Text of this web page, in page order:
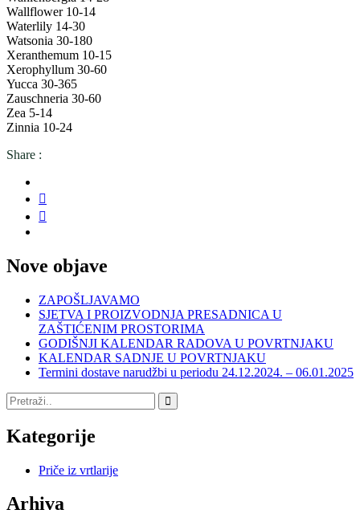
Wallflower 10-14
Waterlily 14-30
Watsonia 30-180
Xeranthemum 10-15
Xerophyllum 30-60
Yucca 30-365
Zauschneria 30-60
Zea 5-14
Zinnia 10-24
Share :
Nove objave
ZAPOŠLJAVAMO
SJETVA I PROIZVODNJA PRESADNICA U
ZAŠTIĆENIM PROSTORIMA
GODIŠNJI KALENDAR RADOVA U POVRTNJAKU
KALENDAR SADNJE U POVRTNJAKU
Termini dostave narudžbi u periodu 24.12.2024. – 06.01.2025
Kategorije
Priče iz vrtlarije
Arhiva